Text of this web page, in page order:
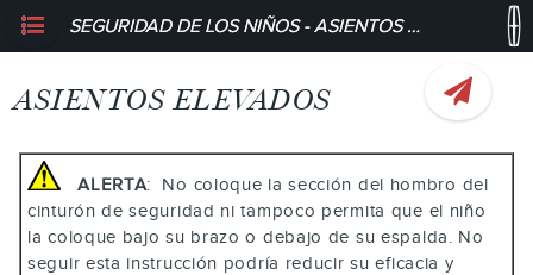
SEGURIDAD DE LOS NIÑOS - ASIENTOS ELEVADOS
ASIENTOS ELEVADOS
ALERTA: No coloque la sección del hombro del
cinturón de seguridad ni tampoco permita que el niño
la coloque bajo su brazo o debajo de su espalda. No
seguir esta instrucción podría reducir su eficacia y